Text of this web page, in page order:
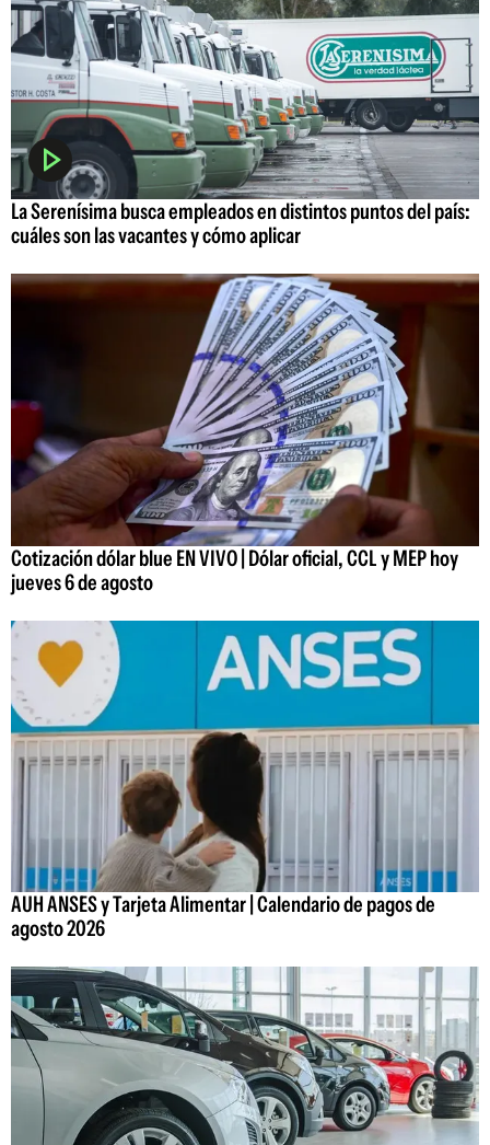
La Serenísima busca empleados en distintos puntos del país:
cuáles son las vacantes y cómo aplicar
Cotización dólar blue EN VIVO | Dólar oficial, CCL y MEP hoy
jueves 6 de agosto
AUH ANSES y Tarjeta Alimentar | Calendario de pagos de
agosto 2026